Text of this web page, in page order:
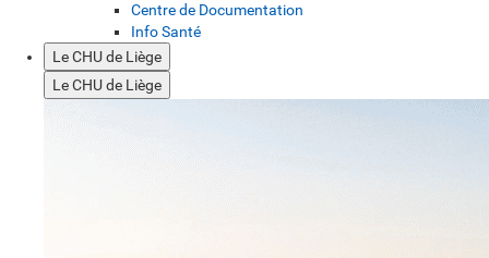
Centre de Documentation
Info Santé
Le CHU de Liège
Le CHU de Liège